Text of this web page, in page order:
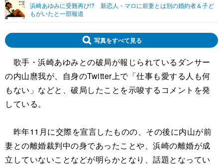
ショッピング その他
浜崎あゆみに受難再び!? 新恋人・マロに前妻とは別の婚約者＆子ど
もがいたと一部報道
写真をすべて見る
歌手・浜崎あゆみとの破局が報じられているダンサー
の内山麿我が、自身のTwitter上で「仕事も愛する人も何
もない」などと、破局したことを示唆するコメントを発
している。
昨年11月に交際を宣言したものの、その後に内山が前
妻との離婚裁判中の身であったことや、浜崎の離婚が成
立していないことなどが明らかとなり、話題となってい